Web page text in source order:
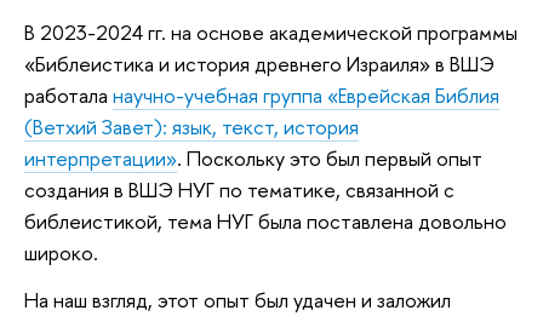
В 2023-2024 гг. на основе академической программы
«Библеистика и история древнего Израиля» в ВШЭ
работала научно-учебная группа «Еврейская Библия
(Ветхий Завет): язык, текст, история
интерпретации». Поскольку это был первый опыт
создания в ВШЭ НУГ по тематике, связанной с
библеистикой, тема НУГ была поставлена довольно
широко.
На наш взгляд, этот опыт был удачен и заложил